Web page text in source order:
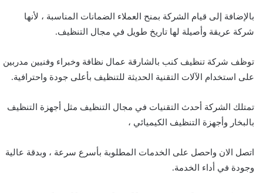
بالإضافة إلى قيام الشركة بمنح العملاء الضمانات المناسبة ، لأنها
شركة عريقة وأصيلة لها تاريخ طويل في مجال التنظيف.
توظف شركة تنظيف كنب بالشارقة عمال نظافة وخبراء وفنيين مدربين
على استخدام الآلات التقنية الحديثة للتنظيف بأعلى جودة واحترافية.
تمتلك الشركة أحدث التقنيات في مجال التنظيف مثل أجهزة التنظيف
بالبخار وأجهزة التنظيف الكيميائي ،
اتصل الان واحصل على الخدمات المطلوبة بأسرع سرعة ، وبدقة عالية
وجودة في أداء الخدمة.